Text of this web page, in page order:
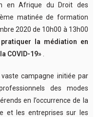
en Afrique du Droit des
matinée de formation
2020 de 10h00 à 13h00
pratiquer la médiation en
COVID-19»
campagne initiée par
des modes
en l’occurrence de la
et les entreprises sur les